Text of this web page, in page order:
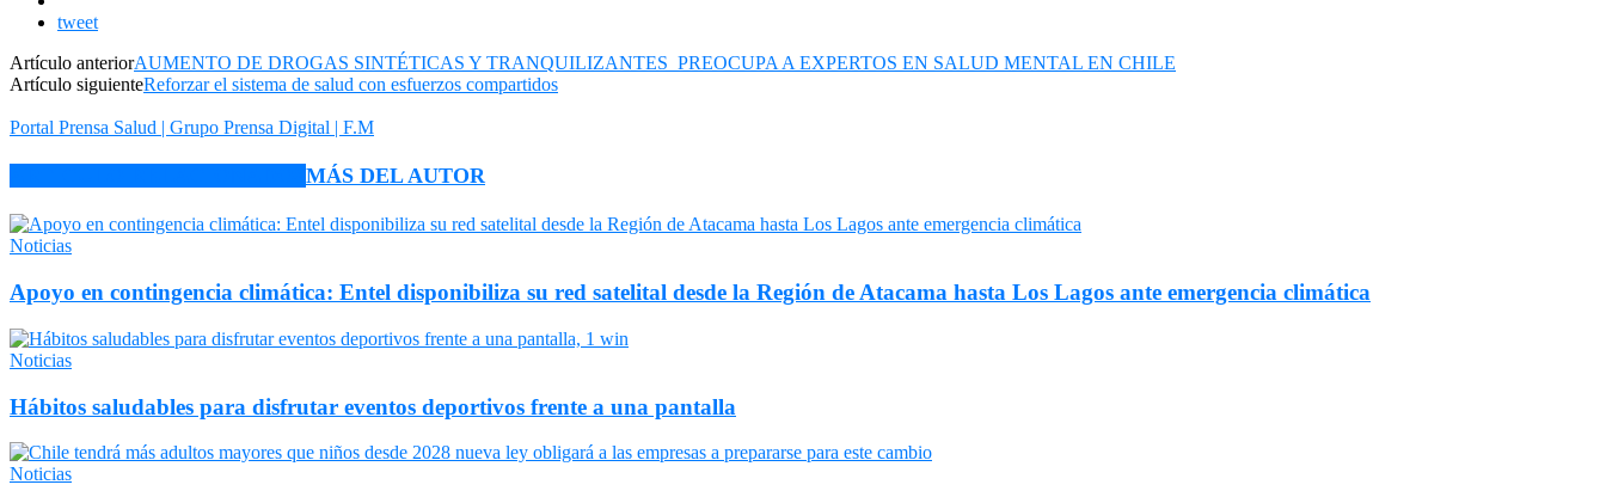
tweet
Artículo anteriorAUMENTO DE DROGAS SINTÉTICAS Y TRANQUILIZANTES PREOCUPA A EXPERTOS EN SALUD MENTAL EN CHILE
Artículo siguienteReforzar el sistema de salud con esfuerzos compartidos
Portal Prensa Salud | Grupo Prensa Digital | F.M
MÁS DEL AUTOR
Noticias
Apoyo en contingencia climática: Entel disponibiliza su red satelital desde la Región de Atacama hasta Los Lagos ante emergencia climática
Noticias
Hábitos saludables para disfrutar eventos deportivos frente a una pantalla
Noticias